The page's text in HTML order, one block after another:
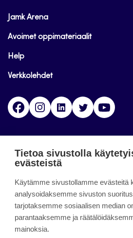
Jamk Arena
Avoimet oppimateriaalit
Help
Verkkolehdet
FacebookInstagramLinkedinTwitter
päättynyt 11.9.2023.
About the site
Käyttöehdot
Tietoa sivustolla
evästeistä
Käytämme sivustollamme evästeitä
analysoidaksemme sivuston
tarjotaksemme sosiaalisen median
parantaaksemme ja
mainoksia.